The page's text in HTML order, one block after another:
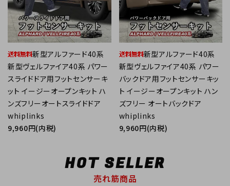
新型アルファード40系
新型ヴェルファイア40系 パワー
スライドドア用フットセンサーキ
ット イージーオープンキット ハ
ンズフリーオートスライドドア
whiplinks
9,960円(内税)
新型アルファード40系
新型ヴェルファイア40系 パワー
バックドア用フットセンサーキッ
ト イージーオープンキット ハン
ズフリー オートバックドア
whiplinks
9,960円(内税)
HOT SELLER
売れ筋商品